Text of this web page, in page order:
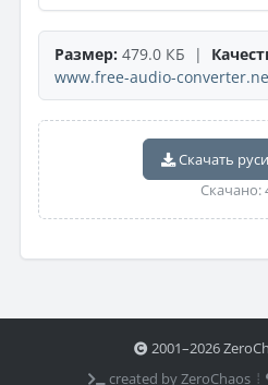
Размер: 479.0 КБ |
www.free-audio-
Скачать
Скачано:
2001–2026
created by ZeroChaos ⦙